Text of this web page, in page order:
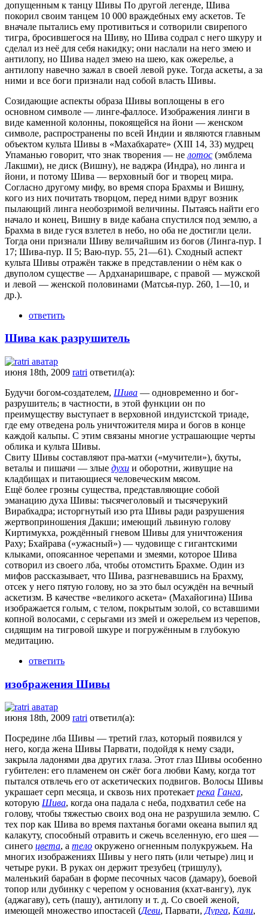
допущенным к танцу Шивы По другой легенде, Шива
покорил своим танцем 10 000 враждебных ему аскетов. Те
вначале пытались ему противиться и сотворили свирепого
тигра, бросившегося на Шиву, но Шива содрал с него шкуру и
сделал из неё для себя накидку; они наслали на него змею и
антилопу, но Шива надел змею на шею, как ожерелье, а
антилопу навечно зажал в своей левой руке. Тогда аскеты, а за
ними и все боги признали над собой власть Шивы.
Созидающие аспекты образа Шивы воплощены в его
основном символе — линге-фаллосе. Изображения линги в
виде каменной колонны, покоящейся на йони — женском
символе, распространены по всей Индии и являются главным
объектом культа Шивы в «Махабхарате» (XIII 14, 33) мудрец
Упаманью говорит, что знак творения — не лотос (эмблема
Лакшми), не диск (Вишну), не ваджра (Индра), но линга и
йони, и потому Шива — верховный бог и творец мира.
Согласно другому мифу, во время спора Брахмы и Вишну,
кого из них почитать творцом, перед ними вдруг возник
пылающий линга необозримой величины. Пытаясь найти его
начало и конец, Вишну в виде кабана спустился под землю, а
Брахма в виде гуся взлетел в небо, но оба не достигли цели.
Тогда они признали Шиву величайшим из богов (Линга-пур. I
17; Шива-пур. II 5; Ваю-пур. 55, 21—61). Сходный аспект
культа Шивы отражён также в представлении о нём как о
двуполом существе — Ардханаришваре, с правой — мужской
и левой — женской половинами (Матсья-пур. 260, 1—10, и
др.).
ответить
Шива как разрушитель
июня 18th, 2009 ratri ответил(а):
Будучи богом-создателем, Шива — одновременно и бог-
разрушитель; в частности, в этой функции он по
преимуществу выступает в верховной индуистской триаде,
где ему отведена роль уничтожителя мира и богов в конце
каждой кальпы. С этим связаны многие устрашающие черты
облика и культа Шивы.
Свиту Шивы составляют пра-матхи («мучители»), бхуты,
веталы и пишачи — злые духи и оборотни, живущие на
кладбищах и питающиеся человеческим мясом.
Ещё более грозны существа, представляющие собой
эманацию духа Шивы: тысячеголовый и тысячерукий
Вирабхадра; исторгнутый изо рта Шивы ради разрушения
жертвоприношения Дакши; имеющий львиную голову
Киртимукха, рождённый гневом Шивы для уничтожения
Раху; Бхайрава («ужасный») — чудовище с гигантскими
клыками, опоясанное черепами и змеями, которое Шива
сотворил из своего лба, чтобы отомстить Брахме. Один из
мифов рассказывает, что Шива, разгневавшись на Брахму,
отсек у него пятую голову, но за это был осуждён на вечный
аскетизм. В качестве «великого аскета» (Махайогина) Шива
изображается голым, с телом, покрытым золой, со вставшими
копной волосами, с серьгами из змей и ожерельем из черепов,
сидящим на тигровой шкуре и погружённым в глубокую
медитацию.
ответить
изображения Шивы
июня 18th, 2009 ratri ответил(а):
Посредине лба Шивы — третий глаз, который появился у
него, когда жена Шивы Парвати, подойдя к нему сзади,
закрыла ладонями два других глаза. Этот глаз Шивы особенно
губителен: его пламенем он сжёг бога любви Каму, когда тот
пытался отвлечь его от аскетических подвигов. Волосы Шивы
украшает серп месяца, и сквозь них протекает река Ганга,
которую Шива, когда она падала с неба, подхватил себе на
голову, чтобы тяжестью своих вод она не разрушила землю. С
тех пор как Шива во время пахтанья богами океана выпил яд
калакуту, способный отравить и сжечь вселенную, его шея —
синего цвета, а тело окружено огненным полукружьем. На
многих изображениях Шивы у него пять (или четыре) лиц и
четыре руки. В руках он держит трезубец (тришулу),
маленький барабан в форме песочных часов (дамару), боевой
топор или дубинку с черепом у основания (кхат-вангу), лук
(аджагаву), сеть (пашу), антилопу и т. д. Со своей женой,
имеющей множество ипостасей (Деви, Парвати, Дурга, Кали,